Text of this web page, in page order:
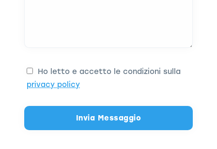
Ho letto e accetto le condizioni sulla
privacy policy